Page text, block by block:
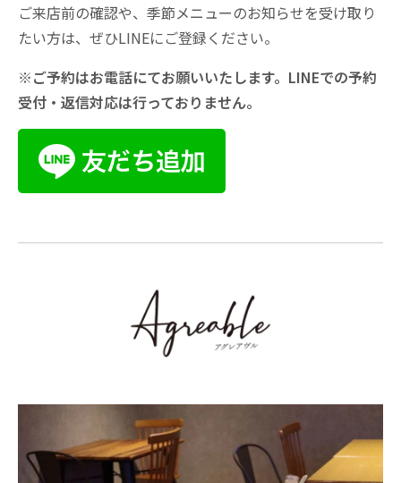
前菜のプレート
自家製パン
ドリンク
ドルチェ付き
2,200円 ドルチェ無し：1,980円
国産黒毛和牛 ほほ肉の赤ワイン煮ラ
おすすめ・数量限定セット内容
ドルチェ付き
3,300円 ドルチェ無し：3,080円
ドリンク
自家製ドルチェ
AgreAble おまかせコース
ご予算に応じて、内容等もご相談ください。
国産黒毛和牛 ほほ肉のワイン煮込み：2,860円
国産チキンの香草焼き：1,650円
前菜メニュー
ご来店前の確認や、季節メニューのお知らせを受け取り
たい方は、ぜひLINEにご登録ください。
※ご予約はお電話にてお願いいたします。LINEでの予約
受付・返信対応は行っておりません。